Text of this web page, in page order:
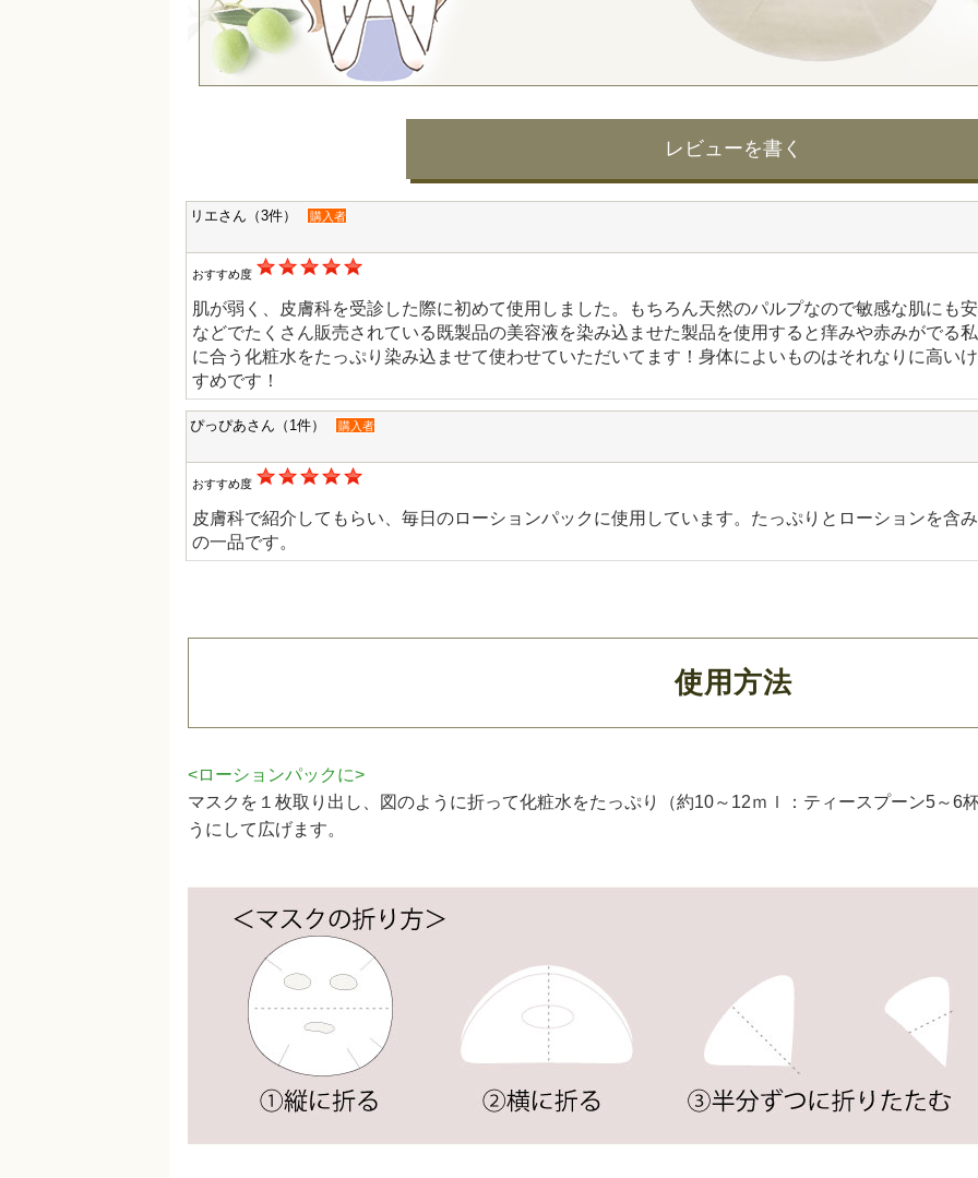
レビューを書く
リエさん（3件） 購入者
おすすめ度
肌が弱く、皮膚科を受診した際に初めて使用しました。もちろん天然のパルプなので敏感な肌にも
などでたくさん販売されている既製品の美容液を染み込ませた製品を使用すると痒みや赤みがでる
に合う化粧水をたっぷり染み込ませて使わせていただいてます！身体によいものはそれなりに高い
すめです！
ぴっぴあさん（1件） 購入者
おすすめ度
皮膚科で紹介してもらい、毎日のローションパックに使用しています。たっぷりとローションを含
の一品です。
使用方法
<ローションパックに>
マスクを１枚取り出し、図のように折って化粧水をたっぷり（約10～12ｍｌ：ティースプーン5～6
うにして広げます。